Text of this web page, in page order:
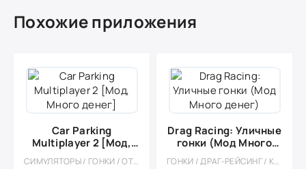
Похожие приложения
Car Parking
Multiplayer 2 [Мод,
Много денег]
СИМУЛЯТОРЫ / ГОНКИ / ОТКРЫТЫЙ МИР / КАЗУАЛЬНЫЕ / СТИЛИЗАЦИЯ / 3D / ВСТРОЕННЫЙ КЕШ / БОЛЬШАЯ / МОД / ФИЗИКА
Drag Racing: Уличные
гонки (Мод Много
денег)
ГОНКИ / ДРАГ-РЕЙСИНГ / КАЗУАЛЬНЫЕ / МНОГОПОЛЬЗОВАТЕЛЬСКАЯ / СОРЕВНОВАТЕЛЬНАЯ / ОДНОПОЛЬЗОВАТЕЛЬСКИЕ / СТИЛИЗАЦИЯ / МОД / ВСТРОЕННЫЙ КЕШ